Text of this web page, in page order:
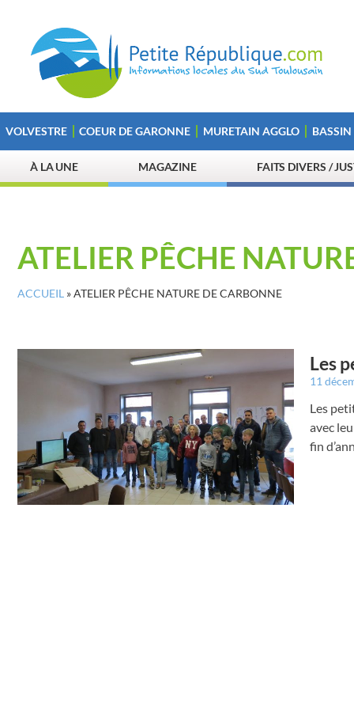
VOLVESTRE COEUR DE GARONNE MURETAIN AGGLO
À LA UNE MAGAZINE FAITS DIVERS /
ATELIER PÊCHE
ACCUEIL »ATELIER PÊCHE NATURE DE CARBONNE
Les
11
Les
avec
fin